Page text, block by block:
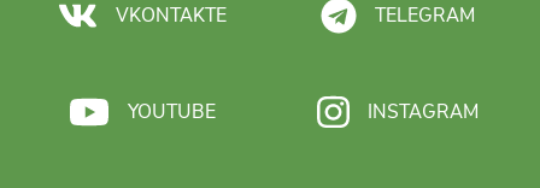
VKONTAKTE TELEGRAM
YOUTUBE INSTAGRAM